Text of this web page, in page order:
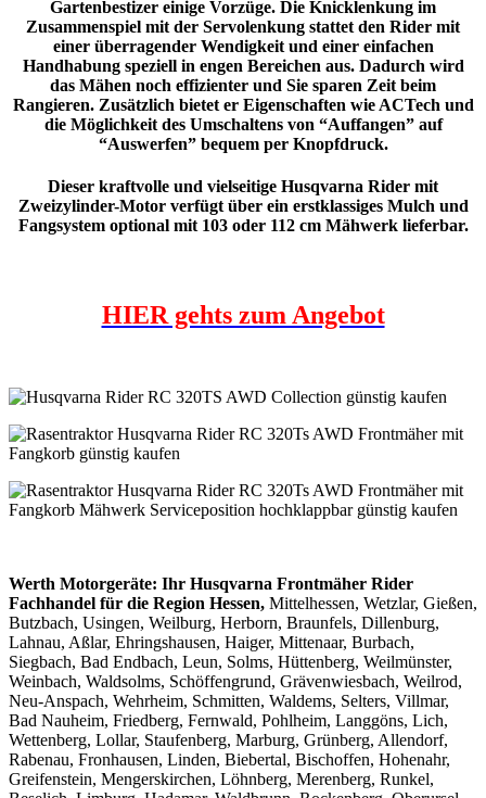
Gartenbestizer einige Vorzüge. Die Knicklenkung im
Zusammenspiel mit der Servolenkung stattet den Rider mit
einer überragender Wendigkeit und einer einfachen
Handhabung speziell in engen Bereichen aus. Dadurch wird
das Mähen noch effizienter und Sie sparen Zeit beim
Rangieren. Zusätzlich bietet er Eigenschaften wie ACTech und
die Möglichkeit des Umschaltens von “Auffangen” auf
“Auswerfen” bequem per Knopfdruck.
Dieser kraftvolle und vielseitige Husqvarna Rider mit
Zweizylinder-Motor verfügt über ein erstklassiges Mulch und
Fangsystem optional mit 103 oder 112 cm Mähwerk lieferbar.
HIER gehts zum Angebot
Werth Motorgeräte: Ihr Husqvarna Frontmäher Rider
Fachhandel für die Region Hessen, Mittelhessen, Wetzlar, Gießen,
Butzbach, Usingen, Weilburg, Herborn, Braunfels, Dillenburg,
Lahnau, Aßlar, Ehringshausen, Haiger, Mittenaar, Burbach,
Siegbach, Bad Endbach, Leun, Solms, Hüttenberg, Weilmünster,
Weinbach, Waldsolms, Schöffengrund, Grävenwiesbach, Weilrod,
Neu-Anspach, Wehrheim, Schmitten, Waldems, Selters, Villmar,
Bad Nauheim, Friedberg, Fernwald, Pohlheim, Langgöns, Lich,
Wettenberg, Lollar, Staufenberg, Marburg, Grünberg, Allendorf,
Rabenau, Fronhausen, Linden, Biebertal, Bischoffen, Hohenahr,
Greifenstein, Mengerskirchen, Löhnberg, Merenberg, Runkel,